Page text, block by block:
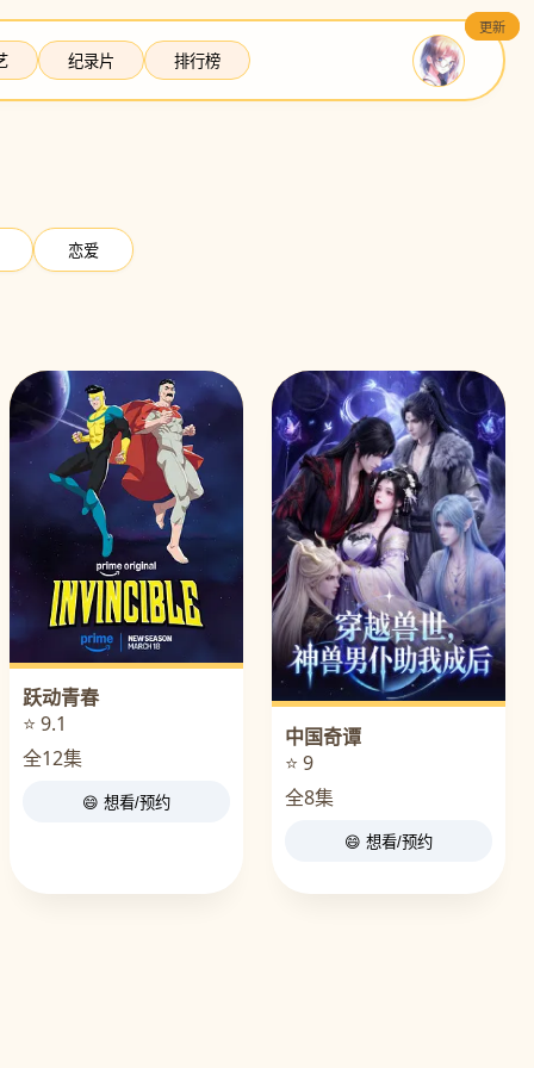
纪录片 排行榜
恋爱
更新
更新
跃动青春
⭐ 9.1
全12集
😄 想看/预约
中国奇谭
⭐ 9
全8集
😄 想看/预约